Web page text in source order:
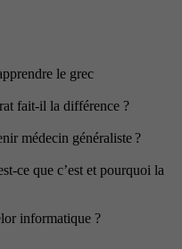
le grec
fait-il la différence ?
médecin généraliste ?
ce que c’est et pourquoi la
informatique ?